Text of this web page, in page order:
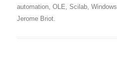
automation, OLE, Scilab, Windows
Jerome Briot.